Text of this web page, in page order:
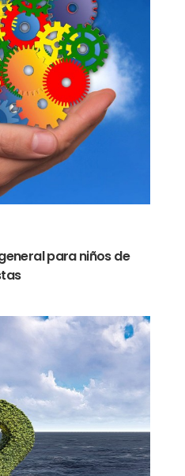
para niños de